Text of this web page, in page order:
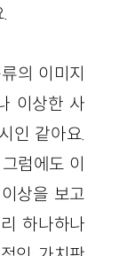
의 이미지
이상한 사
인 같아요.
럼에도 이
상을 보고
하나하나